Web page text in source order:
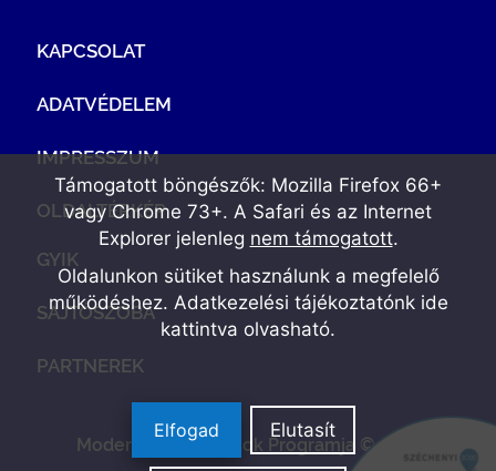
KAPCSOLAT
ADATVÉDELEM
IMPRESSZUM
OLDALTÉRKÉP
GYIK
SAJTÓSZOBA
PARTNEREK
Modern Vállalkozások Programja © 2022
Támogatott böngészők: Mozilla Firefox 66+
vagy Chrome 73+. A Safari és az Internet
Explorer jelenleg nem támogatott.
Oldalunkon sütiket használunk a megfelelő
működéshez. Adatkezelési tájékoztatónk ide
kattintva olvasható.
Elfogad Elutasít